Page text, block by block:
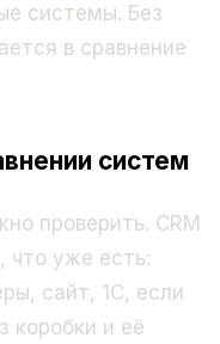
системы. Без
в сравнение
систем
проверить. CRM
что уже есть:
сайт, 1С, если
коробки и её